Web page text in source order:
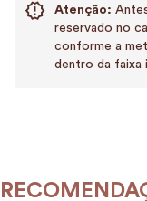
Atenção:
reservado no
conforme a
dentro da faixa